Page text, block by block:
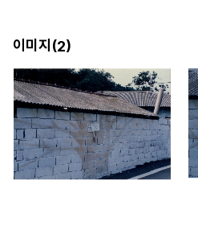
이미지(2)